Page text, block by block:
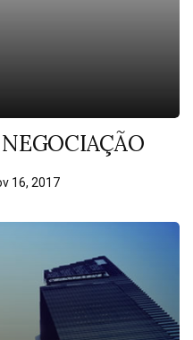
16, 2017